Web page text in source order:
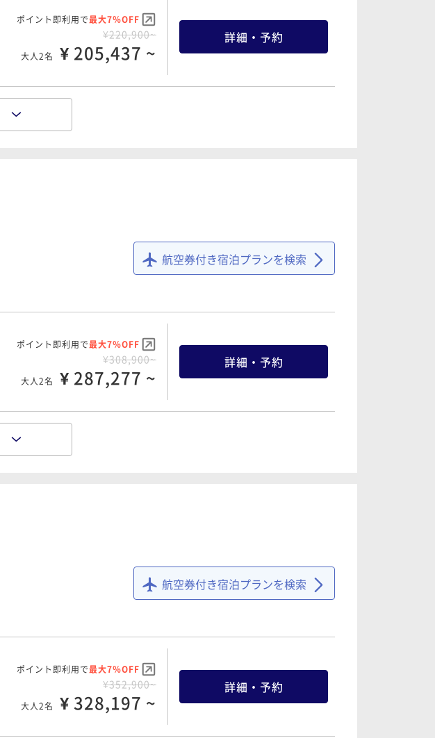
ポイント即利用で最大7％OFF
¥220,900~
大人2名 ¥ 205,437 ~
詳細・予約
ポイント即利用で
¥ 451,794 ~ 航空券付き宿泊プランを検索
ポイント即利用で最大7％OFF
¥308,900~
大人2名 ¥ 287,277 ~
詳細・予約
ポイント即利用で
航空券付き宿泊プランを検索
ポイント即利用で最大7％OFF
¥352,900~
大人2名 ¥ 328,197 ~
詳細・予約